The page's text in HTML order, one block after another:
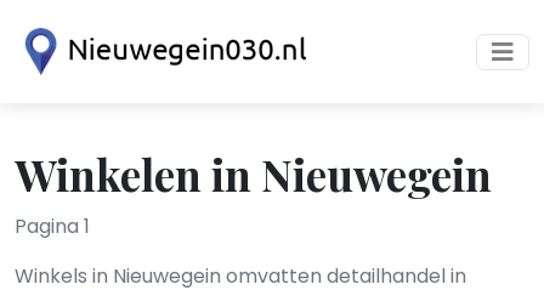
Winkelen in Nieuwegein
Pagina 1
Winkels in Nieuwegein omvatten detailhandel in